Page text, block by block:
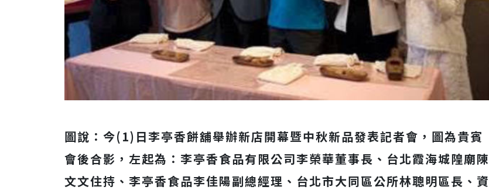
圖說：今(1)日李亭香餅舖舉辦新店開幕暨中秋新品發表記者會，圖為貴賓
會後合影，左起為：李亭香食品有限公司李榮華董事長、台北霞海城隍廟陳
文文住持、李亭香食品李佳陽副總經理、台北市大同區公所林聰明區長、資